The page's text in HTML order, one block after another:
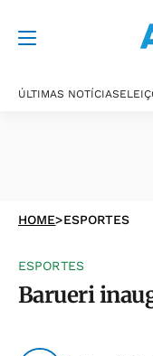
ÚLTIMAS NOTÍCIAS
HOME>ESPORTES
ESPORTES
Barueri